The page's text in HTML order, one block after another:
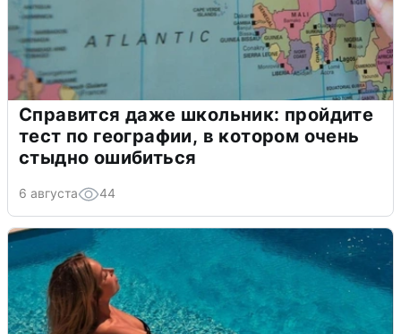
Справится даже школьник: пройдите
тест по географии, в котором очень
стыдно ошибиться
6 августа 44